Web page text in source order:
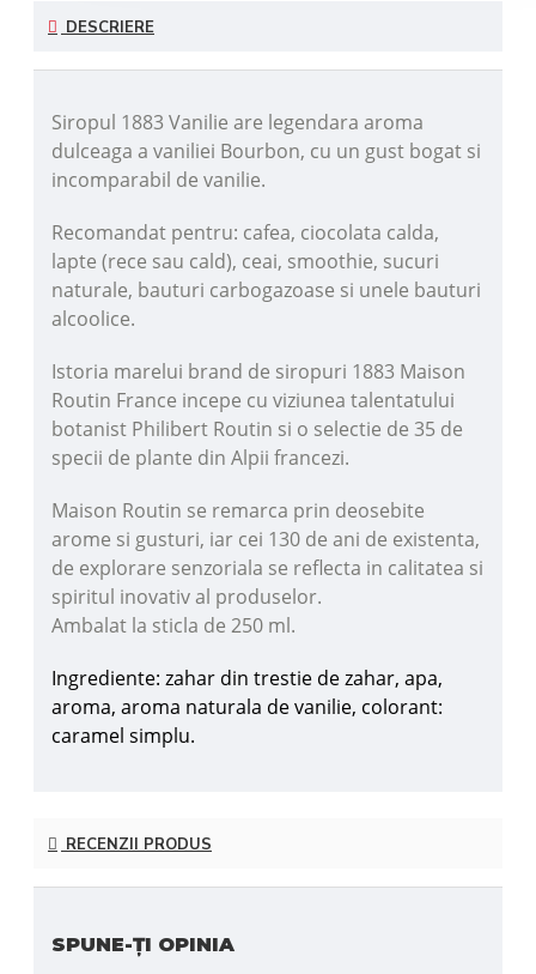
DESCRIERE
Siropul 1883 Vanilie are legendara aroma
dulceaga a vaniliei Bourbon, cu un gust bogat si
incomparabil de vanilie.
Recomandat pentru: cafea, ciocolata calda,
lapte (rece sau cald), ceai, smoothie, sucuri
naturale, bauturi carbogazoase si unele bauturi
alcoolice.
Istoria marelui brand de siropuri 1883 Maison
Routin France incepe cu viziunea talentatului
botanist Philibert Routin si o selectie de 35 de
specii de plante din Alpii francezi.
Maison Routin se remarca prin deosebite
arome si gusturi, iar cei 130 de ani de existenta,
de explorare senzoriala se reflecta in calitatea si
spiritul inovativ al produselor.
Ambalat la sticla de 250 ml.
Ingrediente: zahar din trestie de zahar, apa,
aroma, aroma naturala de vanilie, colorant:
caramel simplu.
RECENZII PRODUS
SPUNE-ŢI OPINIA